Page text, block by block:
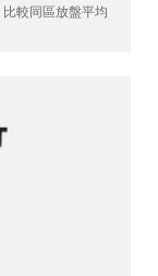
比較同區放盤平均